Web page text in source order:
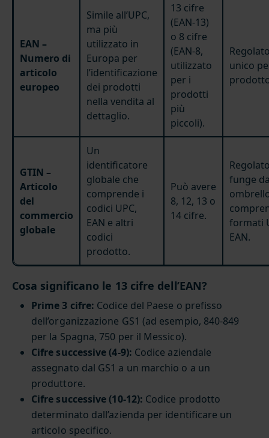
EAN –
Numero di
articolo
europeo
Simile all’UPC,
ma più
utilizzato in
Europa per
l’identificazione
dei prodotti
nella vendita al
dettaglio.
13 cifre
(EAN-13)
o 8 cifre
(EAN-8,
utilizzato
per i
prodotti
più
piccoli).
unico
GTIN –
Articolo
del
commercio
globale
Un
identificatore
globale che
comprende i
codici UPC,
EAN e altri
codici
prodotto.
Può avere
8, 12, 13 o
14 cifre.
funge
formati
EAN.
Cosa significano le 13 cifre dell’EAN?
Prime 3 cifre: Codice del Paese o prefisso
dell’organizzazione GS1 (ad esempio, 840-849
per la Spagna, 750 per il Messico).
Cifre successive (4-9): Codice aziendale
assegnato dal GS1 a un marchio o a un
produttore.
Cifre successive (10-12): Codice prodotto
determinato dall’azienda per identificare un
articolo specifico.